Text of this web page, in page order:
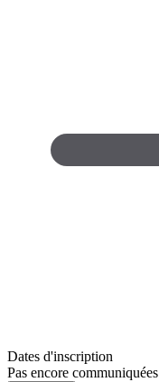
Dates d'inscription
Pas encore communiquées